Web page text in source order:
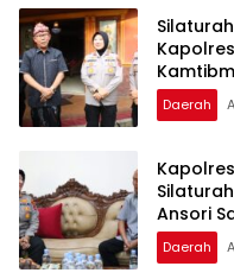
Daerah
Ansori
Daerah